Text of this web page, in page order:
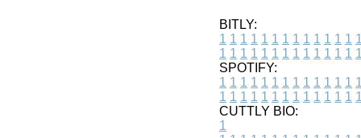
BITLY:
1 1 1 1 1 1 1 1 1 1 1 1 1 1
1 1 1 1 1 1 1 1 1 1 1 1 1 1
SPOTIFY:
1 1 1 1 1 1 1 1 1 1 1 1 1 1
1 1 1 1 1 1 1 1 1 1 1 1 1 1
CUTTLY BIO:
1